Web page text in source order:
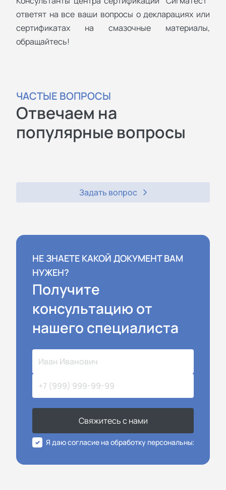
ответят на все ваши вопросы о декларациях или
сертификатах на смазочные материалы,
обращайтесь!
ЧАСТЫЕ ВОПРОСЫ
Отвечаем на
популярные вопросы
Задать вопрос
НЕ ЗНАЕТЕ КАКОЙ ДОКУМЕНТ ВАМ
НУЖЕН?
Получите
консультацию от
нашего специалиста
Свяжитесь с нами
Я даю согласие на обработку персональных